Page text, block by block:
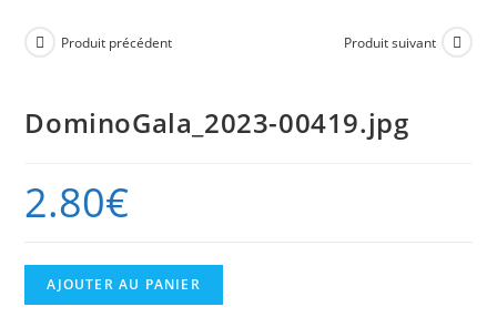
Produit précédent Produit suivant
DominoGala_2023-00419.jpg
2.80€
quantité
de
AJOUTER AU PANIER